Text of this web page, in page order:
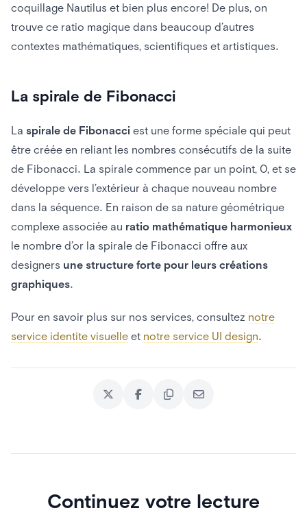
coquillage Nautilus et bien plus encore! De plus, on
trouve ce ratio magique dans beaucoup d’autres
contextes mathématiques, scientifiques et artistiques.
La spirale de Fibonacci
La spirale de Fibonacci est une forme spéciale qui peut
être créée en reliant les nombres consécutifs de la suite
de Fibonacci. La spirale commence par un point, 0, et se
développe vers l’extérieur à chaque nouveau nombre
dans la séquence. En raison de sa nature géométrique
complexe associée au ratio mathématique harmonieux
le nombre d’or la spirale de Fibonacci offre aux
designers une structure forte pour leurs créations
graphiques.
Pour en savoir plus sur nos services, consultez notre
service identite visuelle et notre service UI design.
Continuez votre lecture